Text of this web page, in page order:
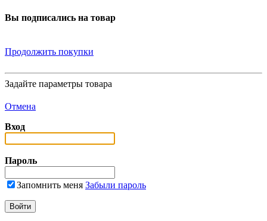
Вы подписались на товар
Продолжить покупки
Задайте параметры товара
Отмена
Вход
Пароль
Запомнить меня Забыли пароль